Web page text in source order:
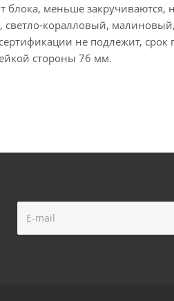
блока, меньше
коралловый,
не подлежит,
стороны 76 мм.